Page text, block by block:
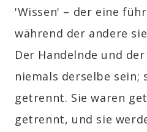
'Wissen' – der eine
während der andere
Der Handelnde und
niemals derselbe sein;
getrennt. Sie waren
getrennt, und sie